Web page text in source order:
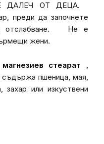
ДАЛЕЧ ОТ ДЕЦА.
преди да започнете
Не е
жени.
магнезиев стеарат ,
пшеница, мая,
захар или изкуствени